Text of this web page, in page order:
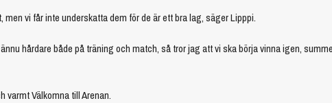
vi får inte underskatta dem för de är ett bra lag, säger Lipppi.
hårdare både på träning och match, så tror jag att vi ska börja vinna igen,
varmt Välkomna till Arenan.